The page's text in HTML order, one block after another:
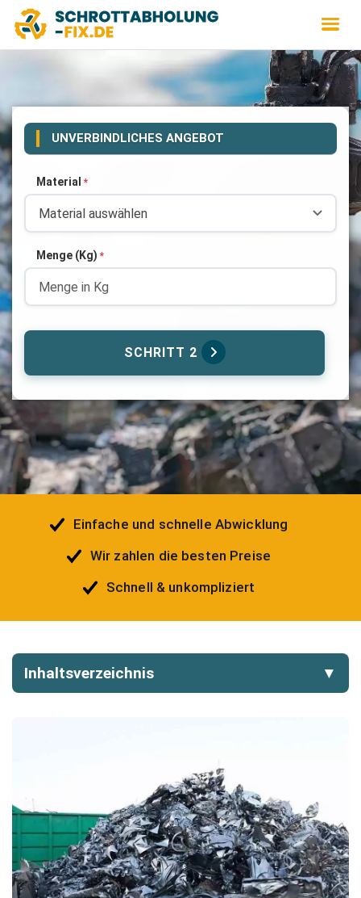
UNVERBINDLICHES ANGEBOT
Material *
Menge (Kg) *
SCHRITT 2
Einfache und schnelle Abwicklung
Wir zahlen die besten Preise
Schnell & unkompliziert
Inhaltsverzeichnis ▼